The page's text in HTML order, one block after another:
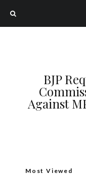
BJP
Against
Most Viewed